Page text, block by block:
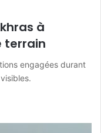
à
terrain
engagées durant